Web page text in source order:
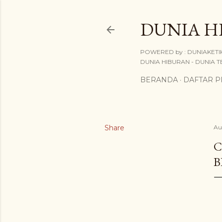
DUNIA
POWERED by :
DUNIA HIBURAN - DUNIA
BERANDA DAFTAR
Share